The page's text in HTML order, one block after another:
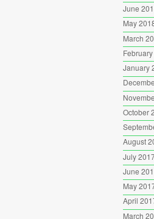
June
May
March
January
October
August
July
June
May
April
March